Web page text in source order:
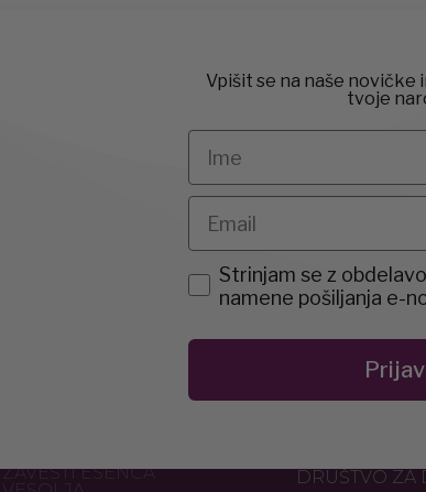
Vpišit se na naše novičke
tvoje
Ime
Email
agreement
Strinjam se z
namene pošiljanja e-
ZAVESTI ESENCA
DRUŠTVO ZA